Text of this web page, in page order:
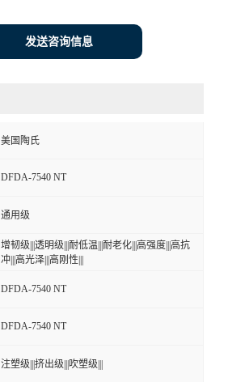
发送咨询信息
美国陶氏
DFDA-7540 NT
通用级
增韧级|||透明级|||耐低温|||耐老化|||高强度|||高抗
冲|||高光泽|||高刚性|||
DFDA-7540 NT
DFDA-7540 NT
注塑级|||挤出级|||吹塑级|||